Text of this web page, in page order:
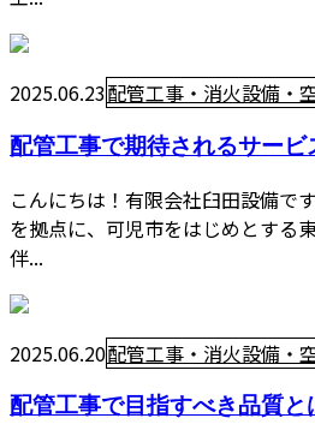
2025.06.23配管工事・消火設備・
配管工事で期待されるサービ
こんにちは！有限会社臼田設備で
を拠点に、可児市をはじめとする
伴...
2025.06.20配管工事・消火設備・
配管工事で目指すべき品質と